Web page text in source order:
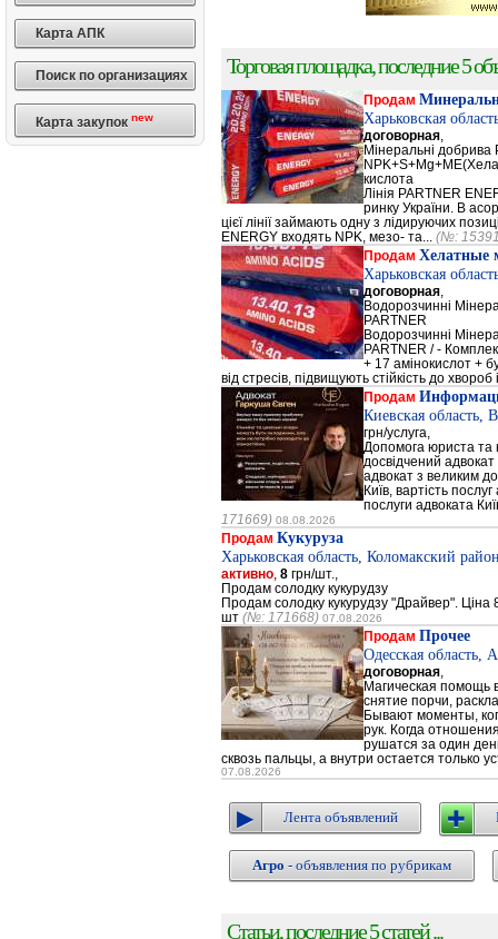
Карта АПК
Поиск по организациях
Карта закупок new
Торговая площадка, последние 5
Продам
Харьковская
договорная
Мінеральні добрива
кислота
Лінія PARTNER
ринку України. В
цієї лінії займають одну з лідируючих
ENERGY входять NPK, мезо- та... (№:
Продам Хелатные
Харьковская
договорная
Водорозчинні
PARTNER
Водорозчинні
PARTNER / -
+ 17 амінокислот +
від стресів, підвищують стійкість до хвороб
Продам
Киевская область,
грн/услуга,
Допомога юриста та
досвідчений
адвокат з великим
Київ, вартість
послуги адвоката
171669) 08.08.2026
Продам Кукуруза
Харьковская область, Коломакский
активно 8 грн/шт.,
Продам солодку кукурудзу
Продам солодку кукурудзу "Драйвер". Ціна
шт (№: 171668) 07.08.2026
Продам Прочее
Одесская область,
договорная
Магическая помощь
снятие порчи,
Бывают моменты,
рук. Когда
рушатся за один
сквозь пальцы, а внутри остается только
07.08.2026
Лента объявлений
Агро - объявления по рубрикам
Статьи, последние 5 статей ...